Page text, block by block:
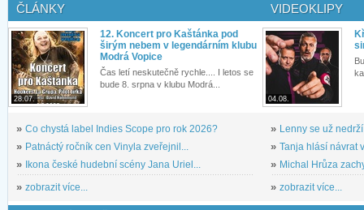
ČLÁNKY
28.07.
12. Koncert pro Kaštánka pod
širým nebem v legendárním klubu
Modrá Vopice
Čas letí neskutečně rychle.... I letos se
bude 8. srpna v klubu Modrá...
» Co chystá label Indies Scope pro rok 2026?
» Patnáctý ročník cen Vinyla zveřejnil...
»
Ikona české hudební scény Jana Uriel...
» zobrazit více...
VIDEOKLIPY
04.08.
» Lenny se už
» Tanja hlásí návrat
» Michal Hrůza
» zobrazit více...